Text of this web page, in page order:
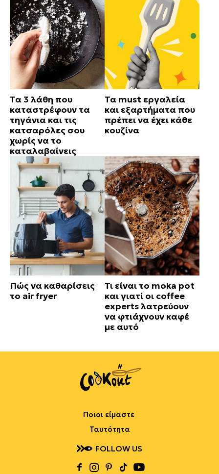
Τα 3 λάθη που
καταστρέφουν τα
τηγάνια και τις
κατσαρόλες σου
χωρίς να το
καταλαβαίνεις
Τα must εργαλεία
και εξαρτήματα που
πρέπει να έχει κάθε
κουζίνα
Πώς να καθαρίσεις
το air fryer
Τι είναι το moka pot
και γιατί οι coffee
experts λατρεύουν
να φτιάχνουν καφέ
με αυτό
Ποιοι είμαστε
Ταυτότητα
FOLLOW US